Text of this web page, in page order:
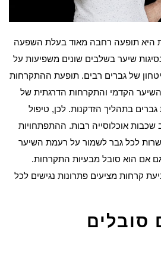
תופעה רחבה מאוד בעלת השפעה
שיער בשלבים שונים משפיעות על
של גברים רבים. תופעת ההתקרחות
הקדמי והתקרחות הדרגתית של
בתהליך הזדקנות. לכן, טיפול
אוכלוסייה רבות. ההתפתחויות
לכל גבר לשמור על רעמת השיער
אם הוא סובל מבעיות התקרחות.
קרחות מציעים פתרונות נגישים לכל
סובלים